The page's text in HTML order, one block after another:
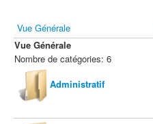
Vous êtes ici :
Vue Générale
Vue Générale
Nombre de catégories: 6
Administratif